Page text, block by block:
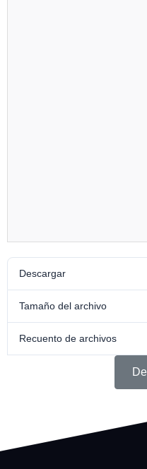
Descargar
Tamaño del archivo
Recuento de archivos